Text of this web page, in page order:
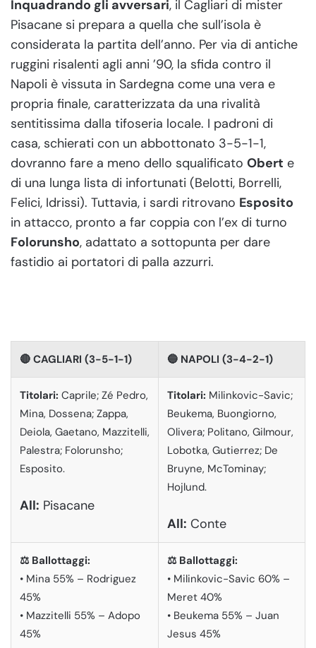
Inquadrando gli avversari, il Cagliari di mister
Pisacane si prepara a quella che sull’isola è
considerata la partita dell’anno. Per via di antiche
ruggini risalenti agli anni ’90, la sfida contro il
Napoli è vissuta in Sardegna come una vera e
propria finale, caratterizzata da una rivalità
sentitissima dalla tifoseria locale. I padroni di
casa, schierati con un abbottonato 3-5-1-1,
dovranno fare a meno dello squalificato Obert e
di una lunga lista di infortunati (Belotti, Borrelli,
Felici, Idrissi). Tuttavia, i sardi ritrovano Esposito
in attacco, pronto a far coppia con l’ex di turno
Folorunsho, adattato a sottopunta per dare
fastidio ai portatori di palla azzurri.
🔴 CAGLIARI (3-5-1-1) 🔵 NAPOLI (3-4-2-1)
Titolari: Caprile; Zé Pedro,
Mina, Dossena; Zappa,
Deiola, Gaetano, Mazzitelli,
Palestra; Folorunsho;
Esposito.
All: Pisacane
Titolari: Milinkovic-Savic;
Beukema, Buongiorno,
Olivera; Politano, Gilmour,
Lobotka, Gutierrez; De
Bruyne, McTominay;
Hojlund.
All: Conte
⚖️ Ballottaggi:
• Mina 55% – Rodriguez
45%
• Mazzitelli 55% – Adopo
45%
⚖️ Ballottaggi:
• Milinkovic-Savic 60% –
Meret 40%
• Beukema 55% – Juan
Jesus 45%